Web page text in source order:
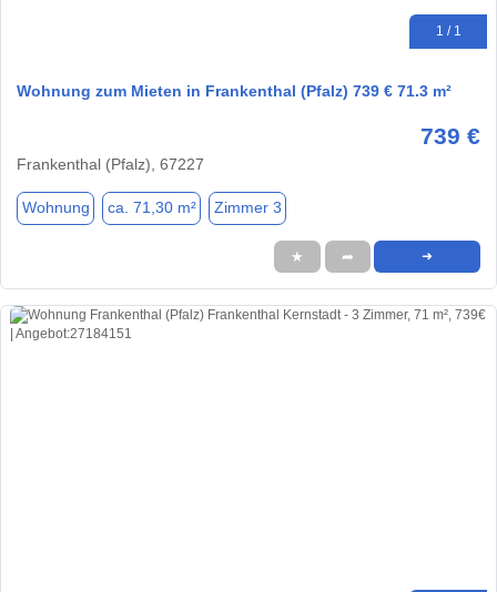
1 / 1
Wohnung zum Mieten in Frankenthal (Pfalz) 739 € 71.3 m²
739 €
Frankenthal (Pfalz), 67227
Wohnung ca. 71,30 m² Zimmer 3
★ ➦ ➜